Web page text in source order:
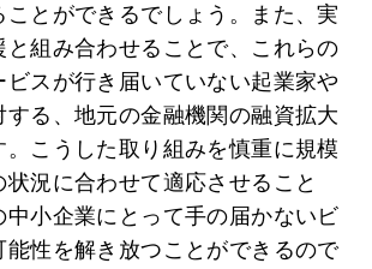
とができるでしょう。また、実
と組み合わせることで、これらの
ビスが行き届いていない起業家や
る、地元の金融機関の融資拡大
。こうした取り組みを慎重に規模
況に合わせて適応させること
中小企業にとって手の届かないビ
能性を解き放つことができるので